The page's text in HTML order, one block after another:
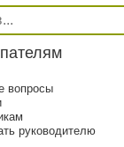
вопросы
руководителю